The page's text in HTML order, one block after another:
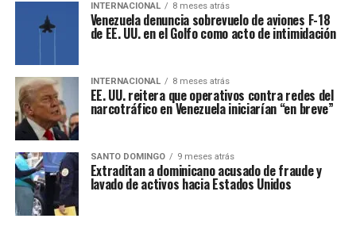
INTERNACIONAL 8 meses atrás
Venezuela denuncia sobrevuelo de aviones F-18
de EE. UU. en el Golfo como acto de intimidación
INTERNACIONAL 8 meses atrás
EE. UU. reitera que operativos contra redes del
narcotráfico en Venezuela iniciarían “en breve”
SANTO DOMINGO 9 meses atrás
Extraditan a dominicano acusado de fraude y
lavado de activos hacia Estados Unidos